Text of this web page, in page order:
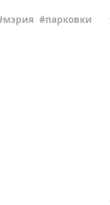
мэрия парковки